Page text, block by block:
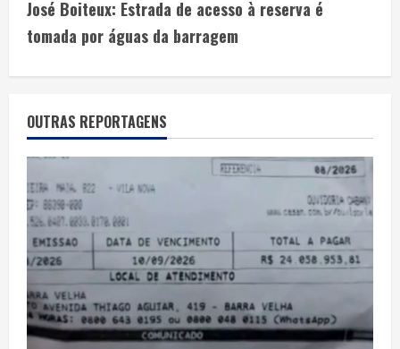
José Boiteux: Estrada de acesso à reserva é
tomada por águas da barragem
OUTRAS REPORTAGENS